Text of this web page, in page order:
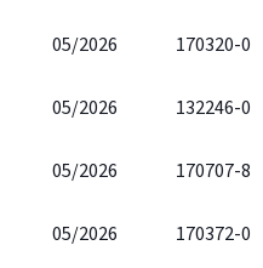
05/2026 170320-0
05/2026 132246-0
05/2026 170707-8
05/2026 170372-0